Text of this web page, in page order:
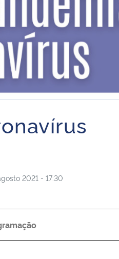
2021 - 17:30